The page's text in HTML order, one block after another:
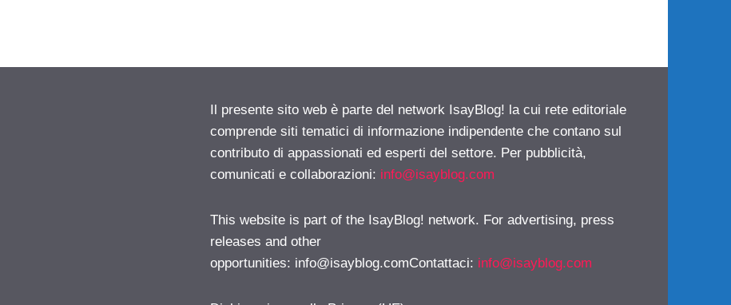
Il presente sito web è parte del network IsayBlog! la cui rete editoriale
comprende siti tematici di informazione indipendente che contano sul
contributo di appassionati ed esperti del settore. Per pubblicità,
comunicati e collaborazioni: info@isayblog.com
This website is part of the IsayBlog! network. For advertising, press
releases and other
opportunities: info@isayblog.comContattaci: info@isayblog.com